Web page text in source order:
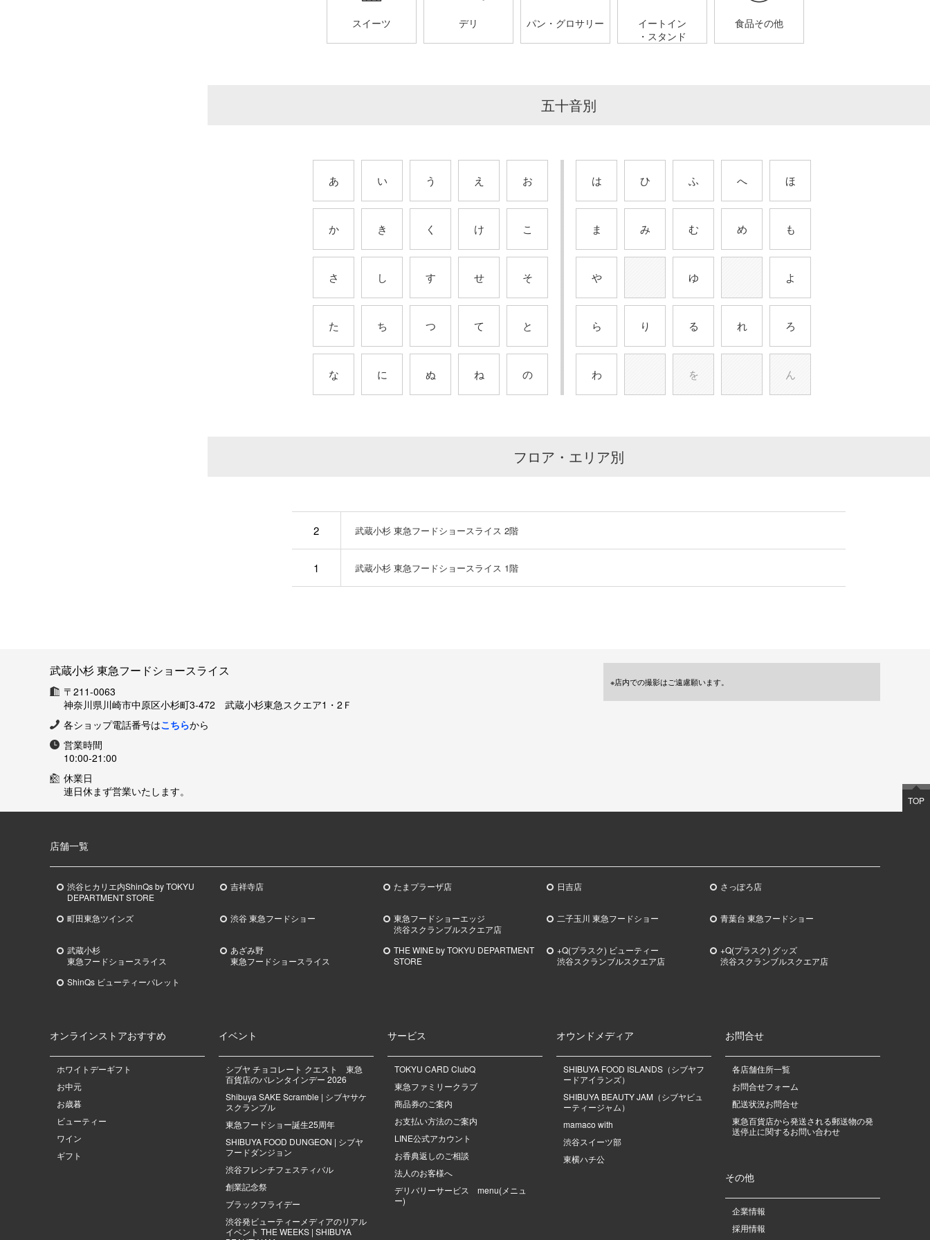
スイーツ デリ パン・グロサリー
イートイン
・スタンド
食品その他
五十音別
あ い う え お
か き く け こ
さ し す せ そ
た ち つ て と
な に ぬ ね の
は ひ ふ へ ほ
ま み む め も
や ゆ よ
ら り る れ ろ
わ を ん
フロア・エリア別
2 武蔵小杉 東急フードショースライス 2階
1 武蔵小杉 東急フードショースライス 1階
武蔵小杉 東急フードショースライス
〒211-0063
神奈川県川崎市中原区小杉町3-472 武蔵小杉東急スクエア1・2Ｆ
各ショップ電話番号はこちらから
営業時間
10:00-21:00
休業日
連日休まず営業いたします。
※店内での撮影はご遠慮願います。
TOP
店舗一覧
渋谷ヒカリエ内ShinQs by TOKYU
DEPARTMENT STORE
吉祥寺店 たまプラーザ店 日吉店 さっぽろ店
町田東急ツインズ 渋谷 東急フードショー
東急フードショーエッジ
渋谷スクランブルスクエア店
二子玉川 東急フードショー 青葉台 東急フードショー
武蔵小杉
東急フードショースライス
あざみ野
東急フードショースライス
THE WINE by TOKYU DEPARTMENT
STORE
+Q(プラスク) ビューティー
渋谷スクランブルスクエア店
+Q(プラスク) グッズ
渋谷スクランブルスクエア店
ShinQs ビューティーパレット
オンラインストアおすすめ
ホワイトデーギフト
お中元
お歳暮
ビューティー
ワイン
ギフト
イベント
シブヤ チョコレート クエスト 東急
百貨店のバレンタインデー 2026
Shibuya SAKE Scramble | シブヤサケ
スクランブル
東急フードショー誕生25周年
SHIBUYA FOOD DUNGEON | シブヤ
フードダンジョン
渋谷フレンチフェスティバル
創業記念祭
ブラックフライデー
渋谷発ビューティーメディアのリアル
イベント THE WEEKS | SHIBUYA
サービス
TOKYU CARD ClubQ
東急ファミリークラブ
商品券のご案内
お支払い方法のご案内
LINE公式アカウント
お香典返しのご相談
法人のお客様へ
デリバリーサービス menu(メニュ
ー)
オウンドメディア
SHIBUYA FOOD ISLANDS（シブヤフ
ードアイランズ）
SHIBUYA BEAUTY JAM（シブヤビュ
ーティージャム）
mamaco with
渋谷スイーツ部
東横ハチ公
お問合せ
各店舗住所一覧
お問合せフォーム
配送状況お問合せ
東急百貨店から発送される郵送物の発
送停止に関するお問い合わせ
その他
企業情報
採用情報